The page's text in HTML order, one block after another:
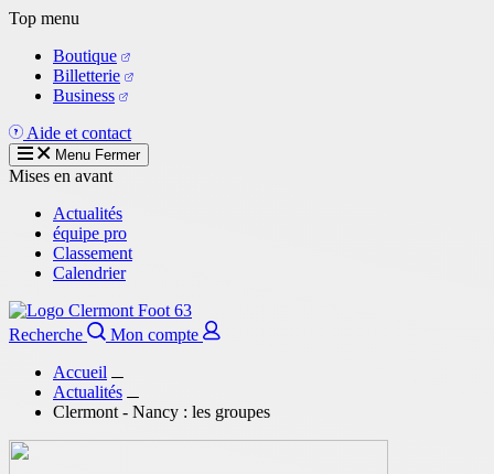
Aller
contenu
principal
Top menu
Boutique
Billetterie
Business
Aide et contact
Menu Fermer
Mises en avant
Actualités
équipe pro
Classement
Calendrier
Recherche
Mon compte
Accueil
Actualités
Clermont - Nancy : les groupes